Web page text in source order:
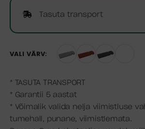
Tasuta transport
VÄRV
* TASUTA TRANSPORT
* Garantii 5 aastat
* Võimalik valida nelja viimistluse
tumehall, punane, viimistlemata.